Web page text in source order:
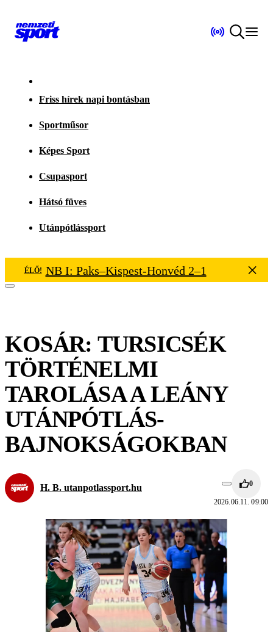
Friss hírek napi bontásban
Sportműsor
Képes Sport
Csupasport
Hátsó füves
Utánpótlássport
ÉLŐ! NB I: Paks–Kispest-Honvéd 2–1
KOSÁR: TURSICSÉK
TÖRTÉNELMI
TAROLÁSA A LEÁNY
UTÁNPÓTLÁS-
BAJNOKSÁGOKBAN
H. B. utanpotlassport.hu 0
2026.06.11. 09:00